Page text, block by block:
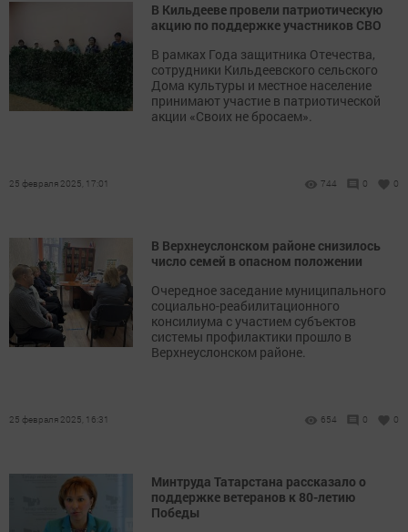
В Кильдееве провели патриотическую
акцию по поддержке участников СВО
В рамках Года защитника Отечества,
сотрудники Кильдеевского сельского
Дома культуры и местное население
принимают участие в патриотической
акции «Своих не бросаем».
25 февраля 2025, 17:01 744 0 0
В Верхнеуслонском районе снизилось
число семей в опасном положении
Очередное заседание муниципального
социально-реабилитационного
консилиума с участием субъектов
системы профилактики прошло в
Верхнеуслонском районе.
25 февраля 2025, 16:31 654 0 0
Минтруда Татарстана рассказало о
поддержке ветеранов к 80-летию
Победы